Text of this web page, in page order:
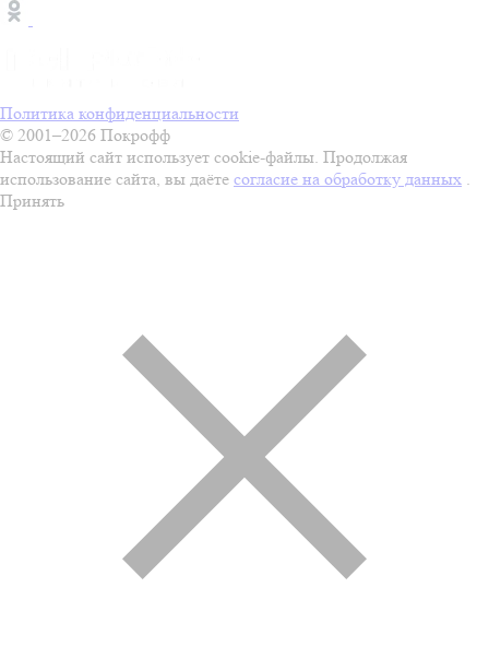
Политика конфиденциальности
© 2001–2026 Покрофф
Настоящий сайт использует cookie-файлы. Продолжая
использование сайта, вы даёте согласие на обработку данных .
Принять